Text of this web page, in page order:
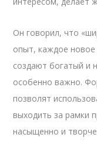
Он говорил, что
опыт, каждое
создают богатый и
особенно важно.
позволят
выходить за рамки
насыщенно и